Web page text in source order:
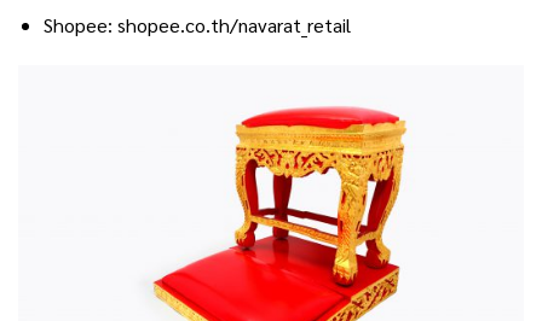
Shopee: shopee.co.th/navarat_retail